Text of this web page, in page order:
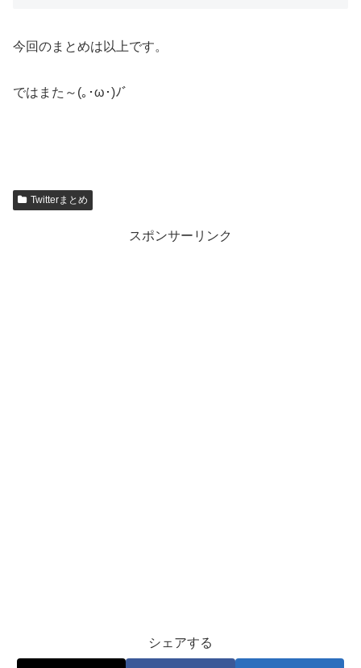
今回のまとめは以上です。
ではまた～(｡･ω･)ﾉﾞ
Twitterまとめ
スポンサーリンク
シェアする